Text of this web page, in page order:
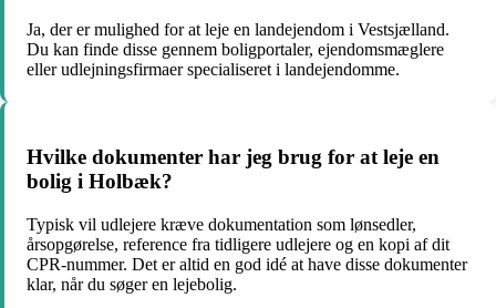
Ja, der er mulighed for at leje en landejendom i Vestsjælland.
Du kan finde disse gennem boligportaler, ejendomsmæglere
eller udlejningsfirmaer specialiseret i landejendomme.
Hvilke dokumenter har jeg brug for at leje en
bolig i Holbæk?
Typisk vil udlejere kræve dokumentation som lønsedler,
årsopgørelse, reference fra tidligere udlejere og en kopi af dit
CPR-nummer. Det er altid en god idé at have disse dokumenter
klar, når du søger en lejebolig.